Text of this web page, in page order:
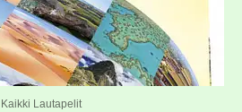
Kaikki Lautapelit